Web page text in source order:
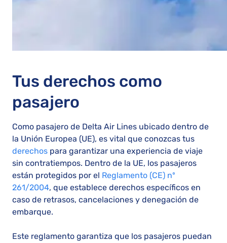
Tus derechos como
pasajero
Como pasajero de Delta Air Lines ubicado dentro de
la Unión Europea (UE), es vital que conozcas tus
derechos para garantizar una experiencia de viaje
sin contratiempos. Dentro de la UE, los pasajeros
están protegidos por el Reglamento (CE) nº
261/2004, que establece derechos específicos en
caso de retrasos, cancelaciones y denegación de
embarque.
Este reglamento garantiza que los pasajeros puedan